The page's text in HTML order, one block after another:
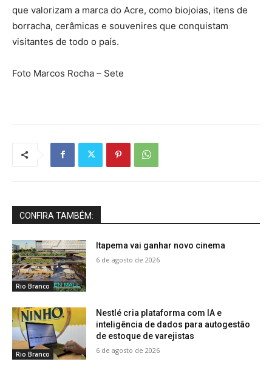
que valorizam a marca do Acre, como biojoias, itens de
borracha, cerâmicas e souvenires que conquistam
visitantes de todo o país.
Foto Marcos Rocha – Sete
CONFIRA TAMBÉM:
Rio Branco
Itapema vai ganhar novo cinema
6 de agosto de 2026
Rio Branco
Nestlé cria plataforma com IA e
inteligência de dados para autogestão
de estoque de varejistas
6 de agosto de 2026